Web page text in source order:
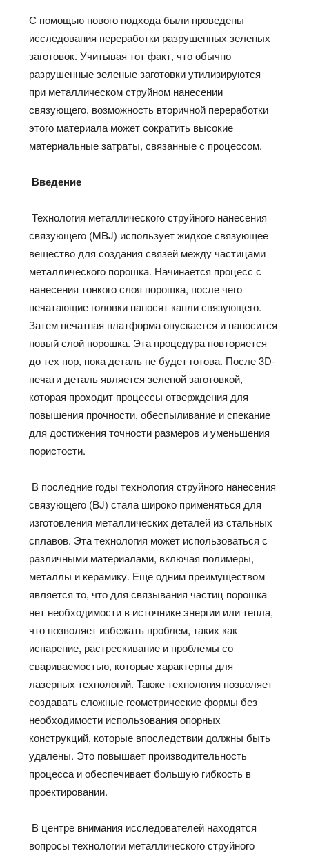
С помощью нового подхода были проведены
исследования переработки разрушенных зеленых
заготовок. Учитывая тот факт, что обычно
разрушенные зеленые заготовки утилизируются
при металлическом струйном нанесении
связующего, возможность вторичной переработки
этого материала может сократить высокие
материальные затраты, связанные с процессом.
Введение
Технология металлического струйного нанесения
связующего (MBJ) использует жидкое связующее
вещество для создания связей между частицами
металлического порошка. Начинается процесс с
нанесения тонкого слоя порошка, после чего
печатающие головки наносят капли связующего.
Затем печатная платформа опускается и наносится
новый слой порошка. Эта процедура повторяется
до тех пор, пока деталь не будет готова. После 3D-
печати деталь является зеленой заготовкой,
которая проходит процессы отверждения для
повышения прочности, обеспыливание и спекание
для достижения точности размеров и уменьшения
пористости.
В последние годы технология струйного нанесения
связующего (BJ) стала широко применяться для
изготовления металлических деталей из стальных
сплавов. Эта технология может использоваться с
различными материалами, включая полимеры,
металлы и керамику. Еще одним преимуществом
является то, что для связывания частиц порошка
нет необходимости в источнике энергии или тепла,
что позволяет избежать проблем, таких как
испарение, растрескивание и проблемы со
свариваемостью, которые характерны для
лазерных технологий. Также технология позволяет
создавать сложные геометрические формы без
необходимости использования опорных
конструкций, которые впоследствии должны быть
удалены. Это повышает производительность
процесса и обеспечивает большую гибкость в
проектировании.
В центре внимания исследователей находятся
вопросы технологии металлического струйного